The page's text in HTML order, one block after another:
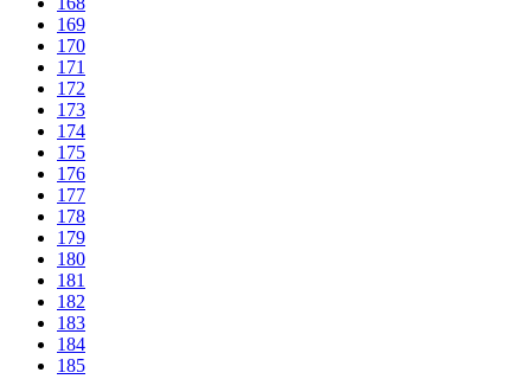
169
170
171
172
173
174
175
176
177
178
179
180
181
182
183
184
185